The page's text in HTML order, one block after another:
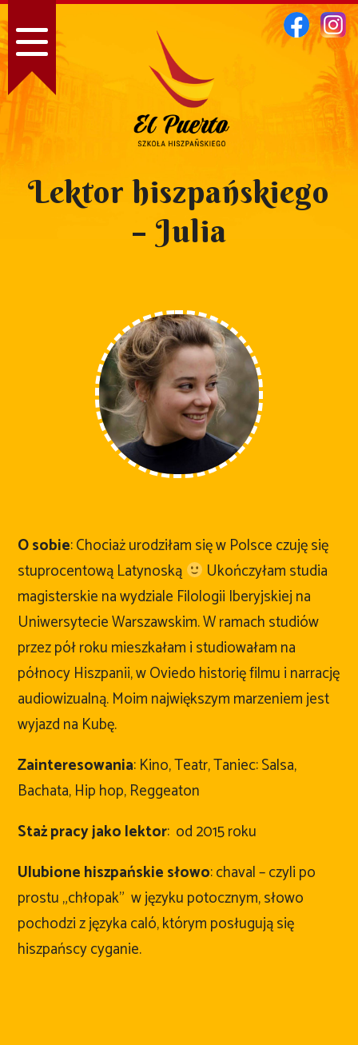
Lektor hiszpańskiego
– Julia
O sobie: Chociaż urodziłam się w Polsce czuję się
stuprocentową Latynoską
Ukończyłam studia
magisterskie na wydziale Filologii Iberyjskiej na
Uniwersytecie Warszawskim. W ramach studiów
przez pół roku mieszkałam i studiowałam na
północy Hiszpanii, w Oviedo historię filmu i narrację
audiowizualną. Moim największym marzeniem jest
wyjazd na Kubę.
Zainteresowania: Kino, Teatr, Taniec: Salsa,
Bachata, Hip hop, Reggeaton
Staż pracy jako lektor: od 2015 roku
Ulubione hiszpańskie słowo: chaval – czyli po
prostu „chłopak” w języku potocznym, słowo
pochodzi z języka caló, którym posługują się
hiszpańscy cyganie.